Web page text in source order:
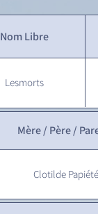
Nom Libre
Lesmorts
Mère / Père /
Clotilde Papiété